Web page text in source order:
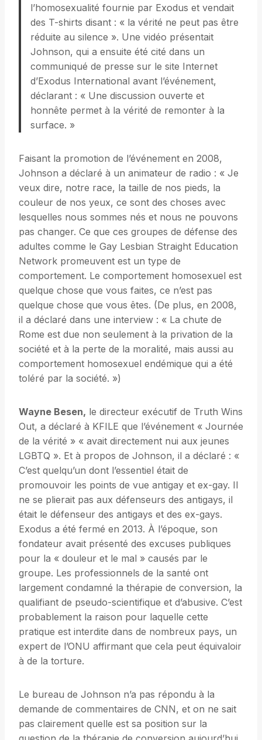
l’homosexualité fournie par Exodus et vendait
des T-shirts disant : « la vérité ne peut pas être
réduite au silence ». Une vidéo présentait
Johnson, qui a ensuite été cité dans un
communiqué de presse sur le site Internet
d’Exodus International avant l’événement,
déclarant : « Une discussion ouverte et
honnête permet à la vérité de remonter à la
surface. »
Faisant la promotion de l’événement en 2008,
Johnson a déclaré à un animateur de radio : « Je
veux dire, notre race, la taille de nos pieds, la
couleur de nos yeux, ce sont des choses avec
lesquelles nous sommes nés et nous ne pouvons
pas changer. Ce que ces groupes de défense des
adultes comme le Gay Lesbian Straight Education
Network promeuvent est un type de
comportement. Le comportement homosexuel est
quelque chose que vous faites, ce n’est pas
quelque chose que vous êtes. (De plus, en 2008,
il a déclaré dans une interview : « La chute de
Rome est due non seulement à la privation de la
société et à la perte de la moralité, mais aussi au
comportement homosexuel endémique qui a été
toléré par la société. »)
Wayne Besen, le directeur exécutif de Truth Wins
Out, a déclaré à KFILE que l’événement « Journée
de la vérité » « avait directement nui aux jeunes
LGBTQ ». Et à propos de Johnson, il a déclaré : «
C’est quelqu’un dont l’essentiel était de
promouvoir les points de vue antigay et ex-gay. Il
ne se plierait pas aux défenseurs des antigays, il
était le défenseur des antigays et des ex-gays.
Exodus a été fermé en 2013. À l’époque, son
fondateur avait présenté des excuses publiques
pour la « douleur et le mal » causés par le
groupe. Les professionnels de la santé ont
largement condamné la thérapie de conversion, la
qualifiant de pseudo-scientifique et d’abusive. C’est
probablement la raison pour laquelle cette
pratique est interdite dans de nombreux pays, un
expert de l’ONU affirmant que cela peut équivaloir
à de la torture.
Le bureau de Johnson n’a pas répondu à la
demande de commentaires de CNN, et on ne sait
pas clairement quelle est sa position sur la